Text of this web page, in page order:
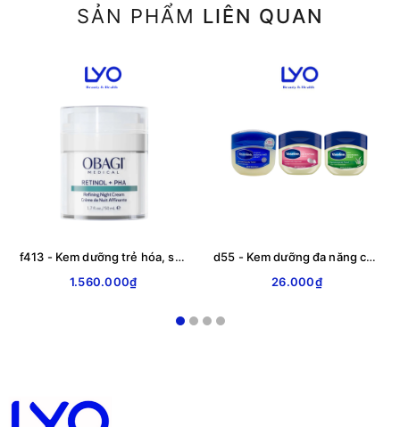
SẢN PHẨM LIÊN QUAN
f413 - Kem dưỡng trẻ hóa, sáng da ban đêm Obagi Retinol + PHA Refining Night Cream 50ml
1.560.000₫
d55 - Kem dưỡng đa năng cấp ẩm chống nẻ Vaseline 50ml
26.000₫